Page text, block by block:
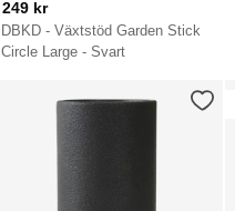
DBKD - Växtstöd Garden Stick
Circle Large - Svart
249 kr